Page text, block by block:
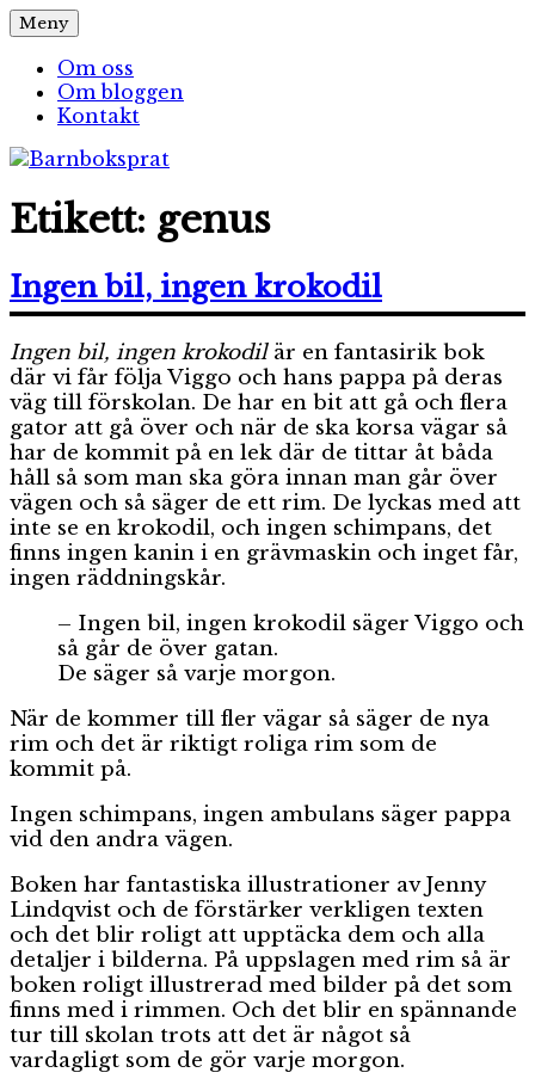
Hoppa
till
innehåll
Barnboksprat
– en blogg om barnböcker
Meny
Om oss
Om bloggen
Kontakt
Etikett: genus
Ingen bil, ingen krokodil
Ingen bil, ingen krokodilär en fantasirik bok
där vi får följa Viggo och hans pappa på deras
väg till förskolan. De har en bit att gå och flera
gator att gå över och när de ska korsa vägar så
har de kommit på en lek där de tittar åt båda
håll så som man ska göra innan man går över
vägen och så säger de ett rim. De lyckas med att
inte se en krokodil, och ingen schimpans, det
finns ingen kanin i en grävmaskin och inget får,
ingen räddningskår.
– Ingen bil, ingen krokodil säger Viggo och
så går de över gatan.
De säger så varje morgon.
När de kommer till fler vägar så säger de nya
rim och det är riktigt roliga rim som de
kommit på.
Ingen schimpans, ingen ambulans säger pappa
vid den andra vägen.
Boken har fantastiska illustrationer av Jenny
Lindqvist och de förstärker verkligen texten
och det blir roligt att upptäcka dem och alla
detaljer i bilderna. På uppslagen med rim så är
boken roligt illustrerad med bilder på det som
finns med i rimmen. Och det blir en spännande
tur till skolan trots att det är något så
vardagligt som de gör varje morgon.